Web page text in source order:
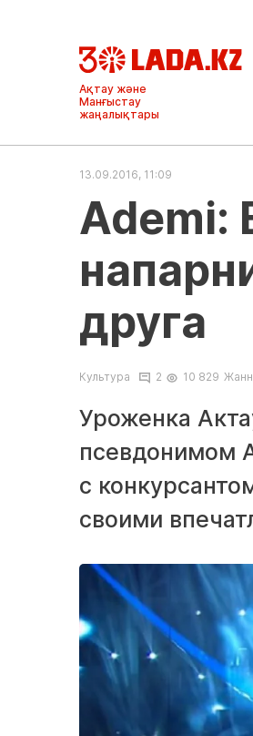
Ақтау және
Манғыстау
жаңалықтары
13.09.2016, 11:09
Ademi:
друга
Культура 2 10 829
Уроженка
псевдонимом
с
своими